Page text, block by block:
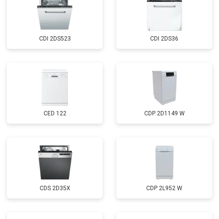
Замена нижнего уплотнителя
Замена заливного шланга с
системой Аквастоп
от 1100 ₽ Заказать
Диагностика бесплатно Заказать
CDI 2DS523 CDI 2DS36
CED 122 CDP 2D1149 W
CDS 2D35X CDP 2L952 W